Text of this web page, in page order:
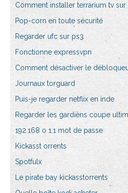
Comment installer terrarium tv
Pop-corn en toute sécurité
Regarder ufc sur ps3
Fonctionne expressvpn
Comment désactiver le
Journaux torguard
Puis-je regarder netflix en inde
Regarder les gardiens coupe
192.168 o 1.1 mot de passe
Kickasst orrents
Spotfulx
Le pirate bay kickasstorrents